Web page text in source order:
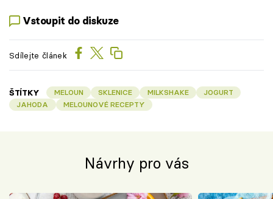
Vstoupit do diskuze
Sdílejte článek
ŠTÍTKY MELOUN SKLENICE MILKSHAKE
JOGURT
JAHODA
MELOUNOVÉ RECEPTY
Návrhy pro vás